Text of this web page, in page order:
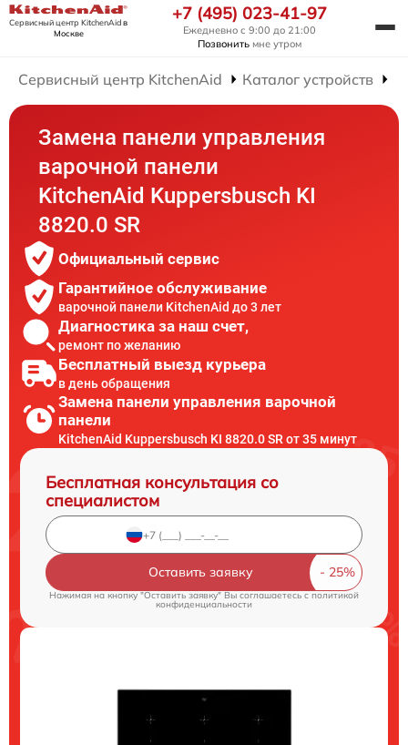
Сервисный центр KitchenAidв
Москве
+7 (495) 023-41-97
Ежедневно с 9:00 до 21:00
Позвонить мне утром
Сервисный центр KitchenAid Каталог устройств
Замена панели управления
варочной панели
KitchenAid Kuppersbusch KI
8820.0 SR
Официальный сервис
Гарантийное обслуживание
варочной панели KitchenAid до 3 лет
Диагностика за наш счет,
ремонт по желанию
Бесплатный выезд курьера
в день обращения
Замена панели управления варочной
панели
KitchenAid Kuppersbusch KI 8820.0 SR от 35 минут
Бесплатная консультация со
специалистом
Оставить заявку
Нажимая на кнопку "Оставить заявку" Вы соглашаетесь cполитикой
конфиденциальности